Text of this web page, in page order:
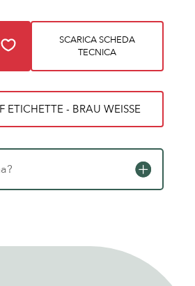
SCARICA SCHEDA
TECNICA
ETICHETTE - BRAU WEISSE